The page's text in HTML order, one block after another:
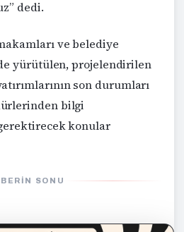
dedi.
ve belediye
yürütülen, projelendirilen
son durumları
bilgi
konular
SONU